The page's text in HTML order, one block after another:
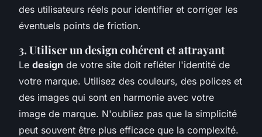
des utilisateurs réels pour identifier et corriger les
éventuels points de friction.
3. Utiliser un design cohérent et attrayant
Le design de votre site doit refléter l'identité de
votre marque. Utilisez des couleurs, des polices et
des images qui sont en harmonie avec votre
image de marque. N'oubliez pas que la simplicité
peut souvent être plus efficace que la complexité.